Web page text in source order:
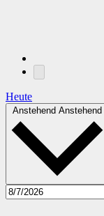
Heute
Anstehend Anstehend